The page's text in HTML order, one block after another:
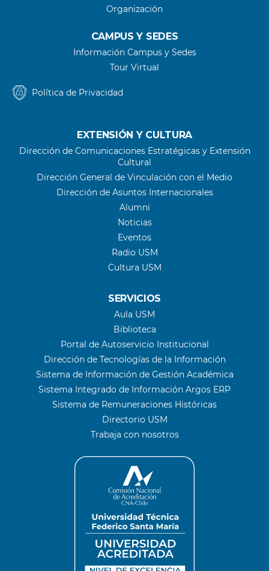
Organización
CAMPUS Y SEDES
Información Campus y Sedes
Tour Virtual
Política de Privacidad
EXTENSIÓN Y CULTURA
Dirección de Comunicaciones Estratégicas y Extensión
Cultural
Dirección General de Vinculación con el Medio
Dirección de Asuntos Internacionales
Alumni
Noticias
Eventos
Radio USM
Cultura USM
SERVICIOS
Aula USM
Biblioteca
Portal de Autoservicio Institucional
Dirección de Tecnologías de la Información
Sistema de Información de Gestión Académica
Sistema Integrado de Información Argos ERP
Sistema de Remuneraciones Históricas
Directorio USM
Trabaja con nosotros